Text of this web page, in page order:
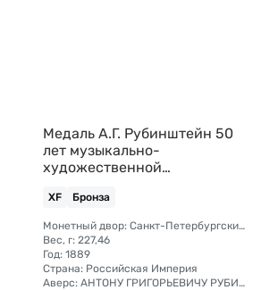
Медаль А.Г. Рубинштейн 50
лет музыкально-
художественной
XF Бронза
Монетный двор: Санкт-Петербургский монетный двор
Вес, г: 227,46
Год: 1889
Страна: Российская Империя
Аверс: АНТОНУ ГРИГОРЬЕВИЧУ РУБИНШТЕЙНУ 1839 - 1889